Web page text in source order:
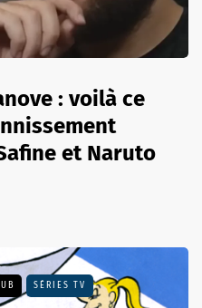
: voilà ce
et Naruto
SÉRIES TV